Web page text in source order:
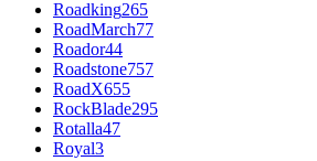
Roadking265
RoadMarch77
Roador44
Roadstone757
RoadX655
RockBlade295
Rotalla47
Royal3